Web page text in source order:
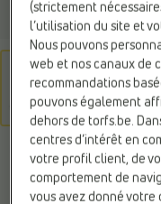
(strictement
l’utilisation du site et
Nous pouvons
web et nos canaux de
recommandations
pouvons également
dehors de torfs.be.
centres d’intérêt en
votre profil client, de
comportement de
vous avez donné